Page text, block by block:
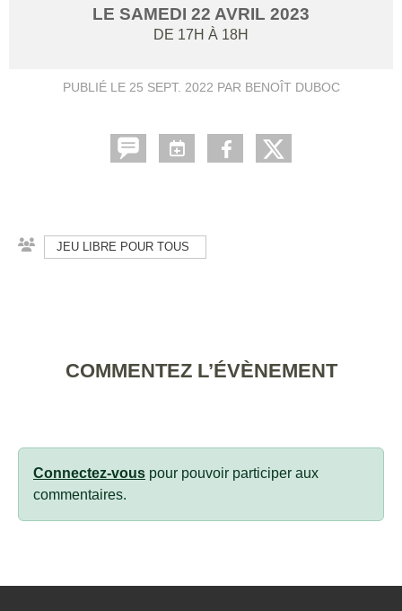
LE SAMEDI 22 AVRIL 2023
DE 17H À 18H
PUBLIÉ LE 25 SEPT. 2022 PAR BENOÎT DUBOC
JEU LIBRE POUR TOUS
COMMENTEZ L’ÉVÈNEMENT
Connectez-vous pour pouvoir participer aux
commentaires.